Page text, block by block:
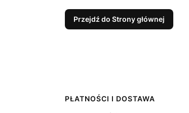
Przejdź do Strony głównej
PŁATNOŚCI I DOSTAWA